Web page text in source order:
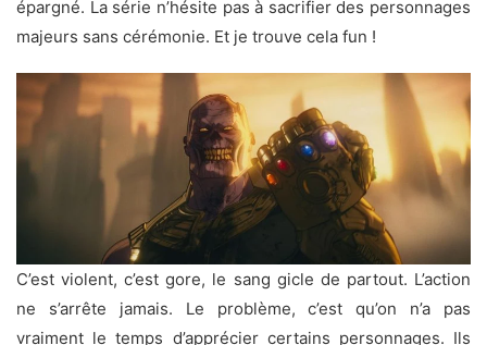
épargné. La série n’hésite pas à sacrifier des personnages
majeurs sans cérémonie. Et je trouve cela fun !
C’est violent, c’est gore, le sang gicle de partout. L’action
ne s’arrête jamais. Le problème, c’est qu’on n’a pas
vraiment le temps d’apprécier certains personnages. Ils